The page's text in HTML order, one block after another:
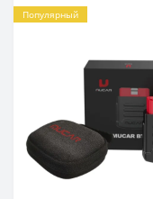
Популярный